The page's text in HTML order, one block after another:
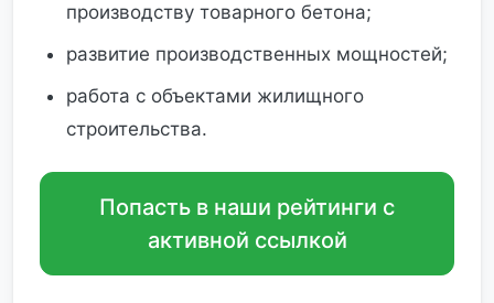
производству товарного бетона;
развитие производственных мощностей;
работа с объектами жилищного
строительства.
Попасть в наши рейтинги с
активной ссылкой